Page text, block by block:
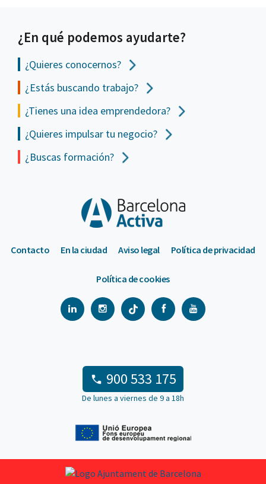
¿En qué podemos ayudarte?
¿Quieres conocernos?
¿Estás buscando trabajo?
¿Tienes una idea emprendedora?
¿Quieres impulsar tu negocio?
¿Buscas formación?
Contacto En la ciudad Aviso legal Política de privacidad
Política de cookies
900 533 175
De lunes a viernes de 9 a 18h